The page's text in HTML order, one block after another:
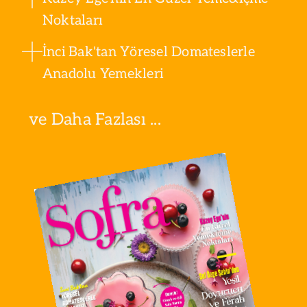
Noktaları
İnci Bak'tan Yöresel Domateslerle
Anadolu Yemekleri
ve Daha Fazlası ...